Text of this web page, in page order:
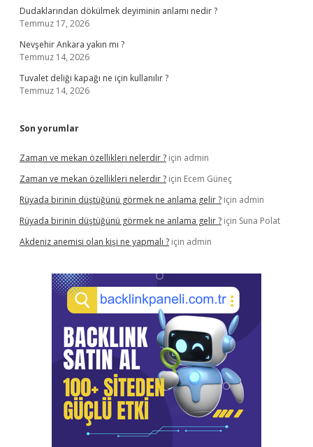
Dudaklarından dökülmek deyiminin anlamı nedir ?
Temmuz 17, 2026
Nevşehir Ankara yakın mı ?
Temmuz 14, 2026
Tuvalet deliği kapağı ne için kullanılır ?
Temmuz 14, 2026
Son yorumlar
Zaman ve mekan özellikleri nelerdir ? için admin
Zaman ve mekan özellikleri nelerdir ? için Ecem Güneç
Rüyada birinin düştüğünü görmek ne anlama gelir ? için admin
Rüyada birinin düştüğünü görmek ne anlama gelir ? için Suna Polat
Akdeniz anemisi olan kişi ne yapmalı ? için admin